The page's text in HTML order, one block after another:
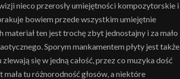
nieco przerosły umiejętności kompozytorskie i
bowiem przede wszystkim umiejętnie
ten jest trochę zbyt jednostajny i za mało
Sporym mankamentem płyty jest także
się w jedną całość, przez co muzyka dość
tu różnorodność głosów, a niektóre